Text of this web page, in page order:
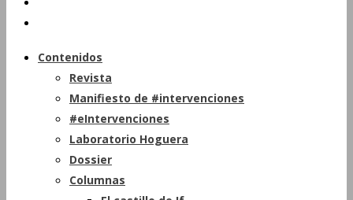
Contenidos
Revista
Manifiesto de #intervenciones
#eIntervenciones
Laboratorio Hoguera
Dossier
Columnas